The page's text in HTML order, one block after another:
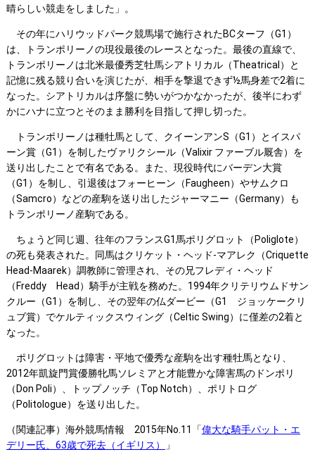
晴らしい競走をしました」。
その年にハリウッドパーク競馬場で施行されたBCターフ（G1）
は、トランポリーノの現役最後のレースとなった。最後の直線で、
トランポリーノは北米最優秀芝牡馬シアトリカル（Theatrical）と
記憶に残る競り合いを演じたが、相手を撃退できず½馬身差で2着に
なった。シアトリカルは序盤に勢いがつかなかったが、後半にわず
かにハナに立つとそのまま勝利を目指して押し切った。
トランポリーノは種牡馬として、クイーンアンS（G1）とイスパ
ーン賞（G1）を制したヴァリクシール（Valixir ファーブル厩舎）を
送り出したことで有名である。また、現役時代にバーデン大賞
（G1）を制し、引退後はフォーヒーン（Faugheen）やサムクロ
（Samcro）などの産駒を送り出したジャーマニー（Germany）も
トランポリーノ産駒である。
ちょうど同じ週、往年のフランスG1馬ポリグロット（Poliglote）
の死も発表された。同馬はクリケット・ヘッド-マアレク（Criquette
Head-Maarek）調教師に管理され、その兄フレディ・ヘッド
（Freddy Head）騎手が主戦を務めた。1994年クリテリウムドサン
クルー（G1）を制し、その翌年の仏ダービー（G1 ジョッケークリ
ュブ賞）でケルティックスウィング（Celtic Swing）に僅差の2着と
なった。
ポリグロットは障害・平地で優秀な産駒を出す種牡馬となり、
2012年凱旋門賞優勝牝馬ソレミアと才能豊かな障害馬のドンポリ
（Don Poli）、トップノッチ（Top Notch）、ポリトログ
（Politologue）を送り出した。
（関連記事）海外競馬情報 2015年No.11「偉大な騎手パット・エ
デリー氏、63歳で死去（イギリス）
」